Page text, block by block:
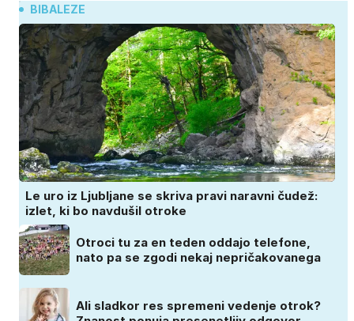
BIBALEZE
Le uro iz Ljubljane se skriva pravi naravni čudež:
izlet, ki bo navdušil otroke
Otroci tu za en teden oddajo telefone,
nato pa se zgodi nekaj nepričakovanega
Ali sladkor res spremeni vedenje otrok?